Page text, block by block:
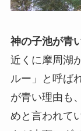
神の子池が青
近くに摩周湖
ルー」と呼ば
が青い理由も
めと言われて